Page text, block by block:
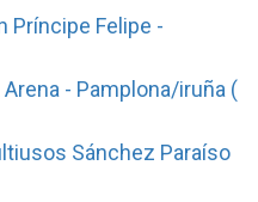
Príncipe Felipe -
- Pamplona/iruña (
Sánchez Paraíso